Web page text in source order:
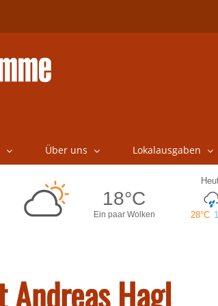
Über uns Lokalausgaben
Hagl